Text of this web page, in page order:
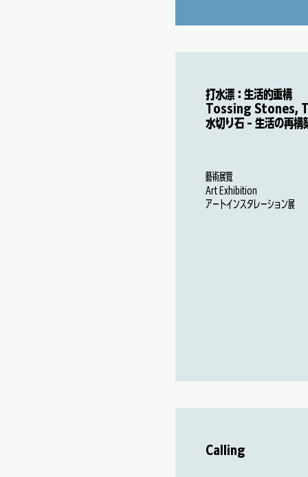
打水漂：生活的重構
Tossing Stones,
水切り石 - 生活の再構
藝術展覽
Art Exhibition
アートインスタレーション展
Calling